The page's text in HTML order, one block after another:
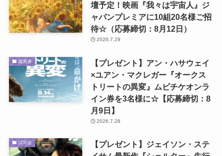
壇予定！映画『我々は宇宙人』ジ
ャパンプレミアに10組20名様ご招
待☆（応募締切：8月12日）
2026.7.29
鑑賞券
【プレゼント】アン・ハサウェイ
×ユアン・マクレガー『オークス
トリートの異変』ムビチケオンラ
イン券を3名様に☆【応募締切：8
月9日】
2026.7.28
試写会
【プレゼント】ジェイソン・ステ